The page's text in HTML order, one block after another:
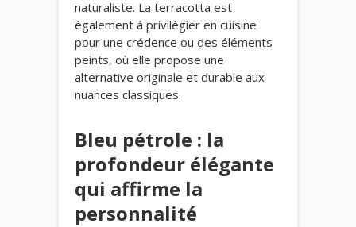
naturaliste. La terracotta est
également à privilégier en cuisine
pour une crédence ou des éléments
peints, où elle propose une
alternative originale et durable aux
nuances classiques.
Bleu pétrole : la
profondeur élégante
qui affirme la
personnalité